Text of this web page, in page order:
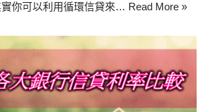
你可以利用循環信貸來… Read More »